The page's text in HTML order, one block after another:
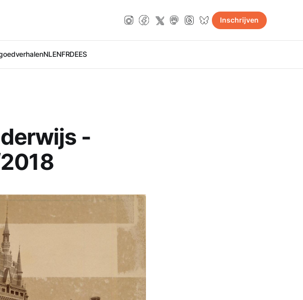
NLENFRDEES
Inschrijven
-